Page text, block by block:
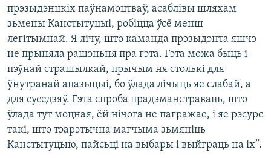
прэзыдэнцкіх паўнамоцтваў, асаблівы шляхам
зьмены Канстытуцыі, робіцца ўсё менш
легітымнай. Я лічу, што каманда прэзыдэнта яшчэ
не прыняла рашэньня пра гэта. Гэта можа быць і
пэўнай страшылкай, прычым ня столькі для
ўнутранай апазыцыі, бо ўлада лічыць яе слабай, а
для суседзяў. Гэта спроба прадэманстраваць, што
ўлада тут моцная, ёй нічога не пагражае, і яе рэсурс
такі, што тэарэтычна магчыма зьмяніць
Канстытуцыю, пайсьці на выбары і выйграць на іх”.